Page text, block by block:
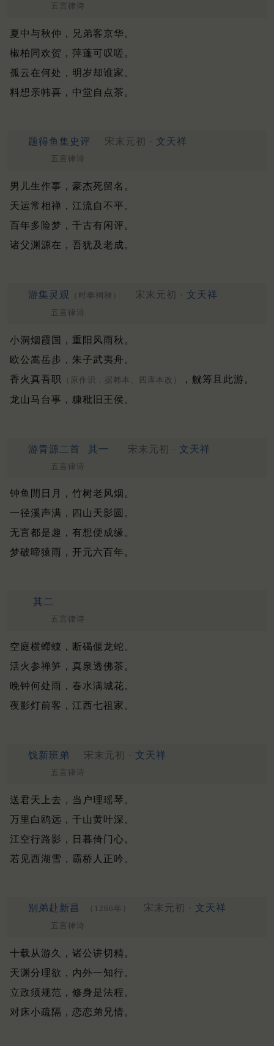
五言律诗
夏中与秋仲，兄弟客京华。
椒柏同欢贺，萍蓬可叹嗟。
孤云在何处，明岁却谁家。
料想亲帏喜，中堂自点茶。
题得鱼集史评 宋末元初 · 文天祥
五言律诗
男儿生作事，豪杰死留名。
天运常相禅，江流自不平。
百年多险梦，千古有闲评。
诸父渊源在，吾犹及老成。
游集灵观 （时奉祠禄） 宋末元初 · 文天祥
五言律诗
小洞烟霞国，重阳风雨秋。
欧公嵩岳步，朱子武夷舟。
香火真吾职
（原作识，据韩本、四库本改）
，觥筹且此游。
龙山马台事，糠秕旧王侯。
游青源二首 其一 宋末元初 · 文天祥
五言律诗
钟鱼閒日月，竹树老风烟。
一径溪声满，四山天影圆。
无言都是趣，有想便成缘。
梦破啼猿雨，开元六百年。
其二
五言律诗
空庭横螮蝀，断碣偃龙蛇。
活火参禅笋，真泉透佛茶。
晚钟何处雨，春水满城花。
夜影灯前客，江西七祖家。
饯新班弟 宋末元初 · 文天祥
五言律诗
送君天上去，当户理瑶琴。
万里白鸥远，千山黄叶深。
江空行路影，日暮倚门心。
若见西湖雪，霸桥人正吟。
别弟赴新昌 （1266年） 宋末元初 · 文天祥
五言律诗
十载从游久，诸公讲切精。
天渊分理欲，内外一知行。
立政须规范，修身是法程。
对床小疏隔，恋恋弟兄情。